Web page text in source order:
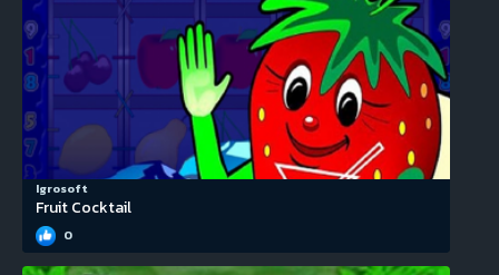
Igrosoft
Fruit Cocktail
0